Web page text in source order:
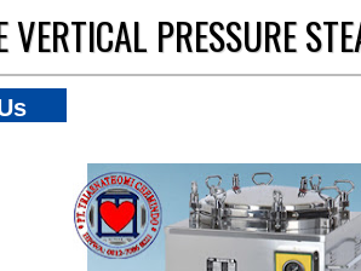
VERTICAL PRESSURE